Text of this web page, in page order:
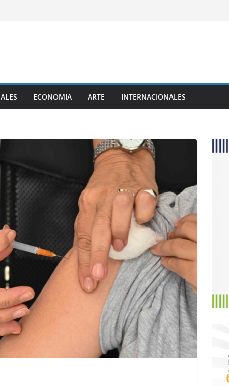
ECONOMIA ARTE INTERNACIONALES